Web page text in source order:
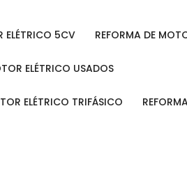
ELÉTRICO 5CV REFORMA DE
ELÉTRICO USADOS
ELÉTRICO TRIFÁSICO